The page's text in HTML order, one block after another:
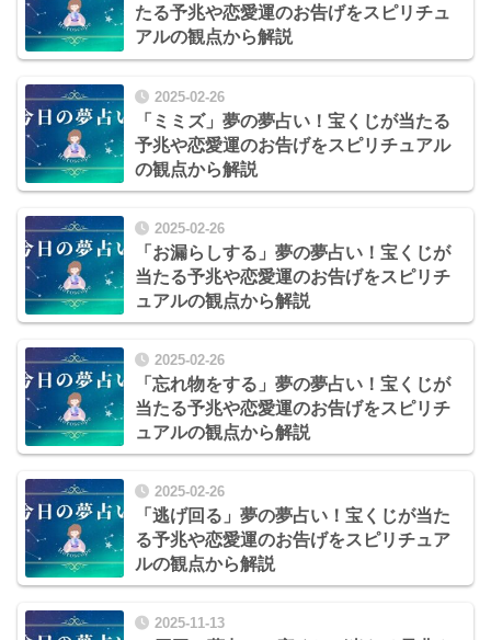
たる予兆や恋愛運のお告げをスピリチュ
アルの観点から解説
2025-02-26
「ミミズ」夢の夢占い！宝くじが当たる
予兆や恋愛運のお告げをスピリチュアル
の観点から解説
2025-02-26
「お漏らしする」夢の夢占い！宝くじが
当たる予兆や恋愛運のお告げをスピリチ
ュアルの観点から解説
2025-02-26
「忘れ物をする」夢の夢占い！宝くじが
当たる予兆や恋愛運のお告げをスピリチ
ュアルの観点から解説
2025-02-26
「逃げ回る」夢の夢占い！宝くじが当た
る予兆や恋愛運のお告げをスピリチュア
ルの観点から解説
2025-11-13